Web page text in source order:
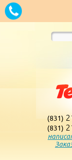
(831)
(831)